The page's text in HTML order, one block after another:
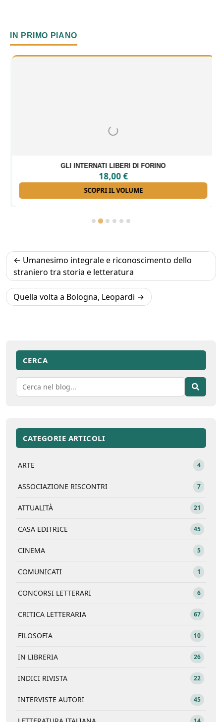
IN PRIMO PIANO
GLI INTERNATI LIBERI DI FORINO
18,00€
SCOPRI IL VOLUME
Navigazione
articoli
Umanesimo integrale e riconoscimento dello
straniero tra storia e letteratura
Quella volta a Bologna, Leopardi
CERCA
CATEGORIE ARTICOLI
ARTE 4
ASSOCIAZIONE RISCONTRI 7
ATTUALITÀ 21
CASA EDITRICE 45
CINEMA 5
COMUNICATI 1
CONCORSI LETTERARI 6
CRITICA LETTERARIA 67
FILOSOFIA 10
IN LIBRERIA 26
INDICI RIVISTA 22
INTERVISTE AUTORI 45